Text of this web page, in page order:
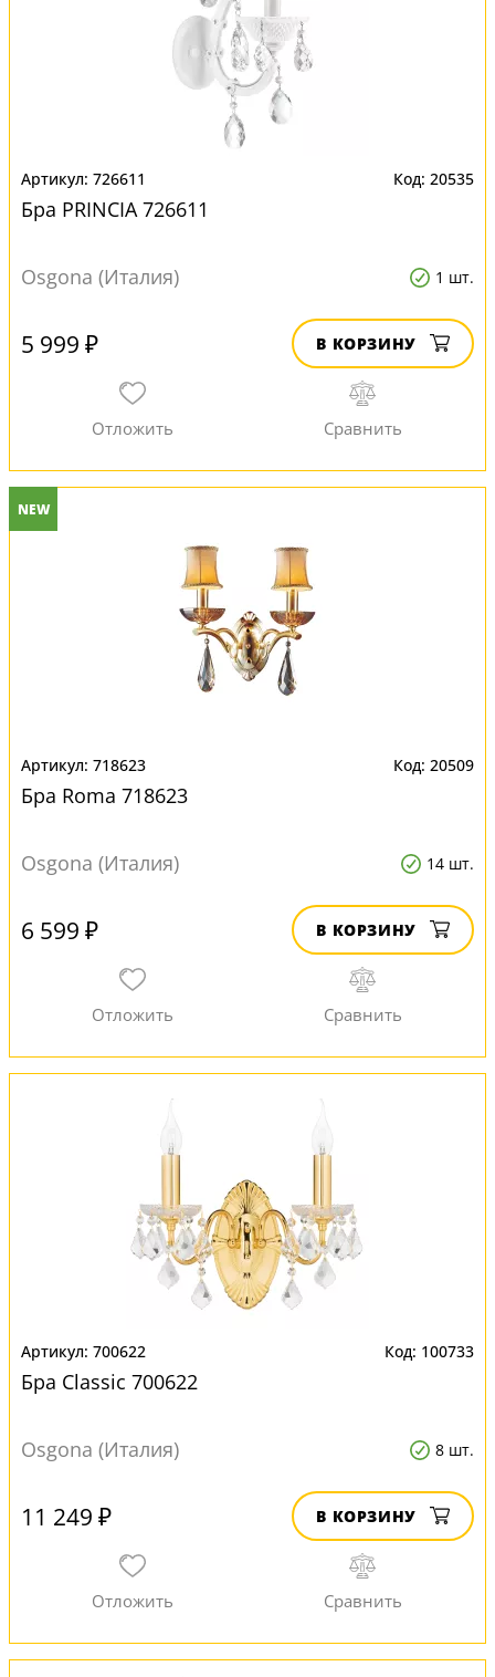
726611 20535
Бра PRINCIA 726611
Osgona (Италия) 1 шт.
5 999 ₽ В КОРЗИНУ
NEW
718623 20509
Бра Roma 718623
Osgona (Италия) 14 шт.
6 599 ₽ В КОРЗИНУ
700622 100733
Бра Classic 700622
Osgona (Италия) 8 шт.
11 249 ₽ В КОРЗИНУ